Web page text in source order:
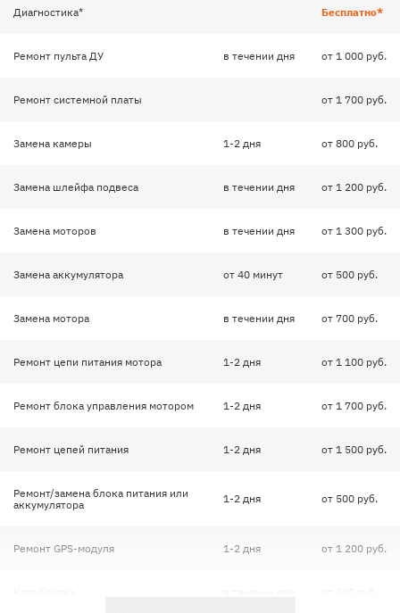
Диагностика* Бесплатно*
Ремонт пульта ДУ в течении дня от 1 000 руб.
Ремонт системной платы от 1 700 руб.
Замена камеры 1-2 дня от 800 руб.
Замена шлейфа подвеса в течении дня от 1 200 руб.
Замена моторов в течении дня от 1 300 руб.
Замена аккумулятора от 40 минут от 500 руб.
Замена мотора в течении дня от 700 руб.
Ремонт цепи питания мотора 1-2 дня от 1 100 руб.
Ремонт блока управления мотором 1-2 дня от 1 700 руб.
Ремонт цепей питания 1-2 дня от 1 500 руб.
Ремонт/замена блока питания или
аккумулятора
1-2 дня от 500 руб.
Ремонт GPS-модуля 1-2 дня от 1 200 руб.